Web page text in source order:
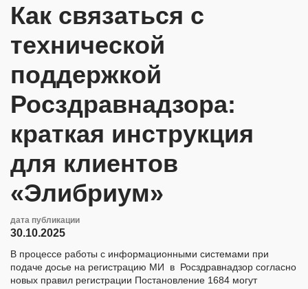
Как связаться с
технической
поддержкой
Росздравнадзора:
краткая инструкция
для клиентов
«Элибриум»
дата публикации
30.10.2025
В процессе работы с информационными системами при
подаче досье на регистрацию МИ в Росздравнадзор согласно
новых правил регистрации Постановление 1684 могут